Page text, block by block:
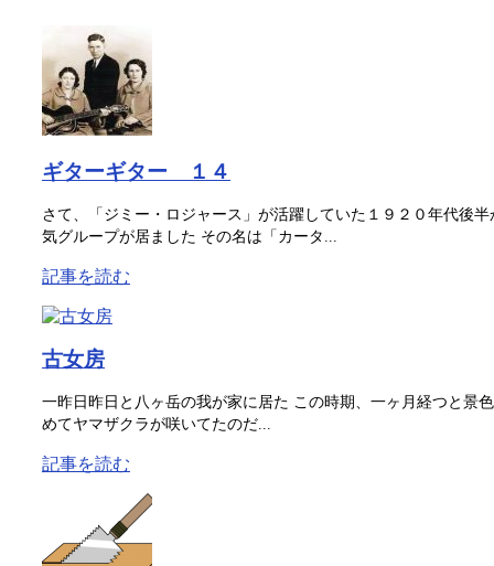
ギターギター １４
さて、「ジミー・ロジャース」が活躍していた１９２０年代後
気グループが居ました その名は「カータ...
記事を読む
古女房
一昨日昨日と八ヶ岳の我が家に居た この時期、一ヶ月経つと景
めてヤマザクラが咲いてたのだ...
記事を読む